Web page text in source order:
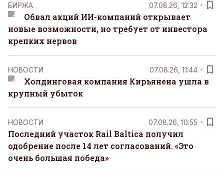
БИРЖА 07.08.26, 12:32
Обвал акций ИИ-компаний открывает
новые возможности, но требует от инвестора
крепких нервов
НОВОСТИ 07.08.26, 11:44
Холдинговая компания Кирьянена ушла в
крупный убыток
НОВОСТИ 07.08.26, 10:55
Последний участок Rail Baltica получил
одобрение после 14 лет согласований. «Это
очень большая победа»